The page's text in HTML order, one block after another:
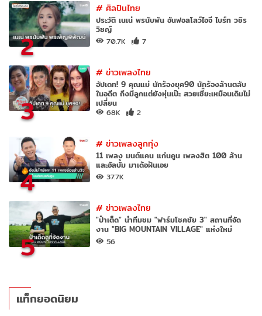
2
#ศิลปินไทย
ประวัติ เนเน่ พรนับพัน อันฟอลโลว์ไอจี ไบร์ท วชิร
วิชญ์
70.7K 7
3
#ข่าวเพลงไทย
อัปเดท! 9 คุณแม่ นักร้องยุค90 นักร้องล้านตลับ
ในอดีต ถึงมีลูกแต่ยังหุ่นเป๊ะ สวยเซี๊ยะเหมือนเดิมไม่
เปลี่ยน
68K 2
4
#ข่าวเพลงลูกทุ่ง
11 เพลง มนต์แคน แก่นคูน เพลงฮิต 100 ล้าน
และอัลบั้ม มาเด้อฝันเอย
37.7K
5
#ข่าวเพลงไทย
"ป๋าเต็ด" นำทีมชม "ฟาร์มโชคชัย 3" สถานที่จัด
งาน "BIG MOUNTAIN VILLAGE" แห่งใหม่
56
แท็กยอดนิยม